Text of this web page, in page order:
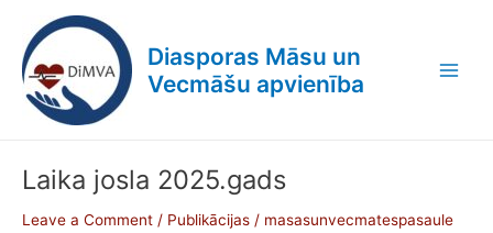
content
Diasporas Māsu un
Vecmāšu apvienība
Laika josla 2025.gads
Leave a Comment / Publikācijas / masasunvecmatespasaule
Laika
2025.gads
pagination